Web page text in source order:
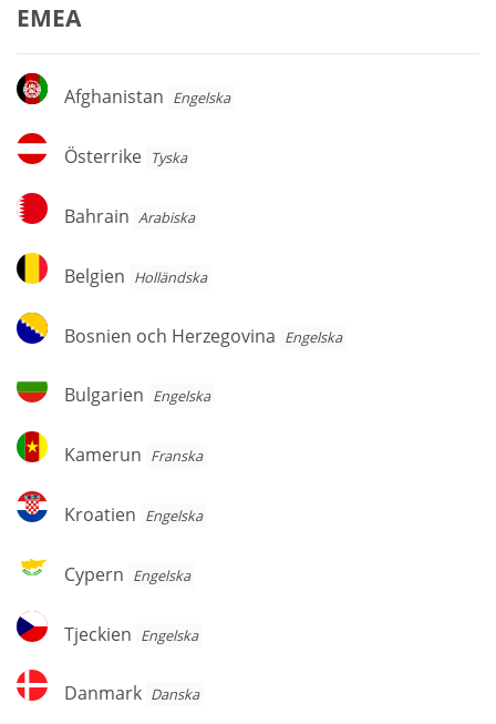
EMEA
Afghanistan
Afghanistan Engelska
Österrike
Österrike Tyska
Bahrain
Bahrain Arabiska
Belgien
Belgien Holländska
Bosnien
och
Bosnien och Herzegovina Engelska
Bulgarien
Bulgarien Engelska
Kamerun
Kamerun Franska
Kroatien
Kroatien Engelska
Cypern
Cypern Engelska
Tjeckien
Tjeckien Engelska
Danmark
Danmark Danska